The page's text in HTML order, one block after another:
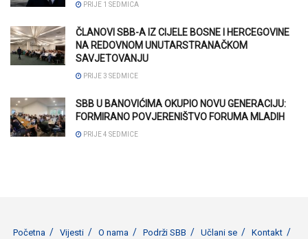
PRIJE 1 SEDMICA
ČLANOVI SBB-A IZ CIJELE BOSNE I HERCEGOVINE
NA REDOVNOM UNUTARSTRANAČKOM
SAVJETOVANJU
PRIJE 3 SEDMICE
SBB U BANOVIĆIMA OKUPIO NOVU GENERACIJU:
FORMIRANO POVJERENIŠTVO FORUMA MLADIH
PRIJE 4 SEDMICE
Početna Vijesti O nama Podrži SBB Učlani se
Kontakt